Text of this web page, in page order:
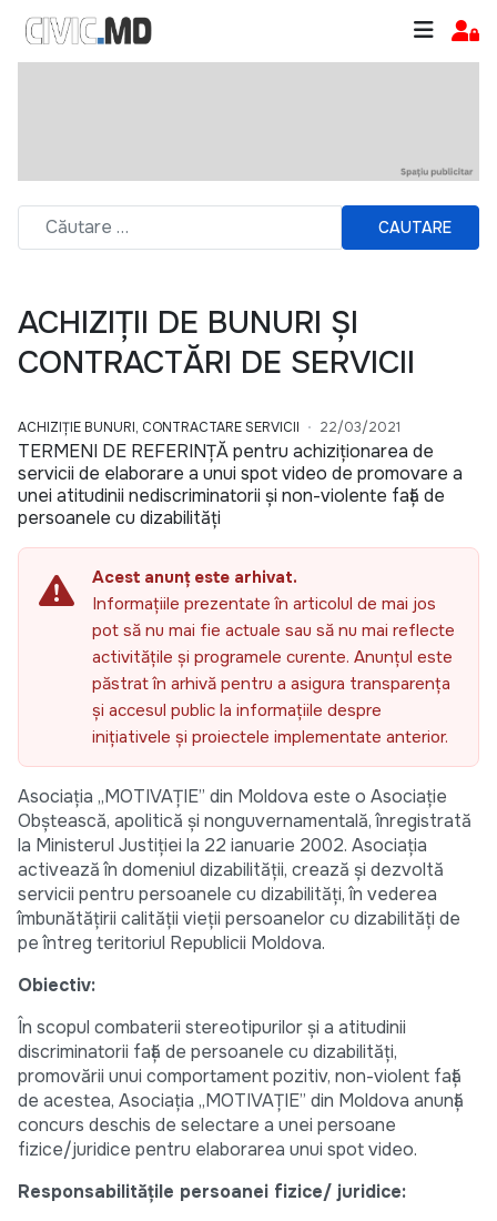
CAUTARE
ACHIZIȚII DE BUNURI ȘI
CONTRACTĂRI DE SERVICII
ACHIZIȚIE BUNURI, CONTRACTARE SERVICII 22/03/2021
TERMENI DE REFERINȚĂ pentru achiziționarea de
servicii de elaborare a unui spot video de promovare a
unei atitudinii nediscriminatorii și non-violente față de
persoanele cu dizabilități
Acest anunț este arhivat.
Informațiile prezentate în articolul de mai jos
pot să nu mai fie actuale sau să nu mai reflecte
activitățile și programele curente. Anunțul este
păstrat în arhivă pentru a asigura transparența
și accesul public la informațiile despre
inițiativele și proiectele implementate anterior.
Asociaţia „MOTIVAŢIE” din Moldova este o Asociaţie
Obştească, apolitică și nonguvernamentală, înregistrată
la Ministerul Justiției la 22 ianuarie 2002. Asociația
activează în domeniul dizabilităţii, crează şi dezvoltă
servicii pentru persoanele cu dizabilităţi, în vederea
îmbunătățirii calității vieții persoanelor cu dizabilități de
pe întreg teritoriul Republicii Moldova.
Obiectiv:
În scopul combaterii stereotipurilor și a atitudinii
discriminatorii față de persoanele cu dizabilități,
promovării unui comportament pozitiv, non-violent față
de acestea, Asociația „MOTIVAȚIE” din Moldova anunță
concurs deschis de selectare a unei persoane
fizice/juridice pentru elaborarea unui spot video.
Responsabilitățile persoanei fizice/ juridice: